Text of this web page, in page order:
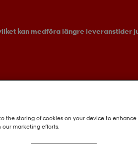
kan medföra längre leveranstider
the storing of cookies on your device to enhance
our marketing efforts.